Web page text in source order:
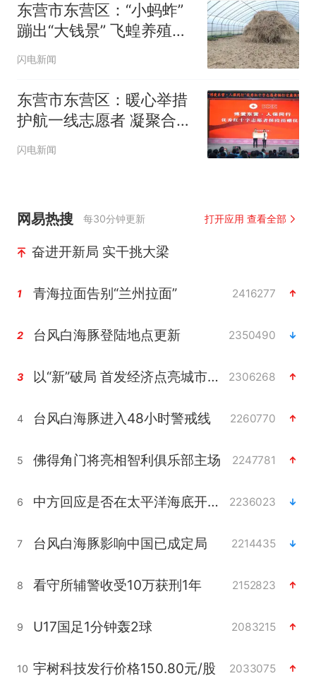
东营市东营区：“小蚂蚱”
蹦出“大钱景” 飞蝗养殖基
地喜迎丰收
闪电新闻
东营市东营区：暖心举措
护航一线志愿者 凝聚合力
传递城市温情
闪电新闻
网易热搜 每30分钟更新 打开应用 查看全部
奋进开新局 实干挑大梁
1 青海拉面告别“兰州拉面” 2416277
2 台风白海豚登陆地点更新 2350490
3 以“新”破局 首发经济点亮城市消费活力 2306268
4 台风白海豚进入48小时警戒线 2260770
5 佛得角门将亮相智利俱乐部主场 2247781
6 中方回应是否在太平洋海底开采稀土 2236023
7 台风白海豚影响中国已成定局 2214435
8 看守所辅警收受10万获刑1年 2152823
9 U17国足1分钟轰2球 2083215
10 宇树科技发行价格150.80元/股 2033075